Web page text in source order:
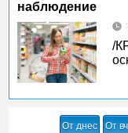
наблюдение
/
От днес От